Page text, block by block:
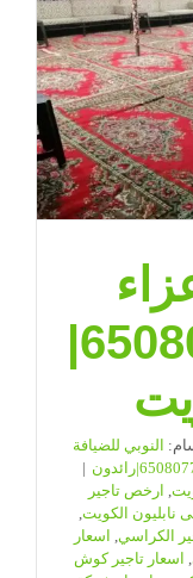
الكويت | 65080771|
النوبي للضيافة
|
, ارخص تاجير
نابليون الكويت,
الكراسي, اسعار
, اسعار تاجير كوش